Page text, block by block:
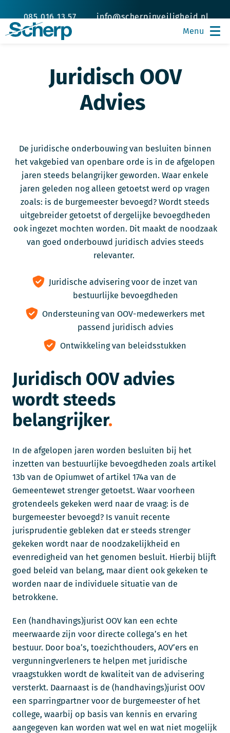
085 016 13 57 info@scherpinveiligheid.nl
Juridisch OOV
Advies
De juridische onderbouwing van besluiten binnen
het vakgebied van openbare orde is in de afgelopen
jaren steeds belangrijker geworden. Waar enkele
jaren geleden nog alleen getoetst werd op vragen
zoals: is de burgemeester bevoegd? Wordt steeds
uitgebreider getoetst of dergelijke bevoegdheden
ook ingezet mochten worden. Dit maakt de noodzaak
van goed onderbouwd juridisch advies steeds
relevanter.
Juridische advisering voor de inzet van
bestuurlijke bevoegdheden
Ondersteuning van OOV-medewerkers met
passend juridisch advies
Ontwikkeling van beleidsstukken
Juridisch OOV advies
wordt steeds
belangrijker
In de afgelopen jaren worden besluiten bij het
inzetten van bestuurlijke bevoegdheden zoals artikel
13b van de Opiumwet of artikel 174a van de
Gemeentewet strenger getoetst. Waar voorheen
grotendeels gekeken werd naar de vraag: is de
burgemeester bevoegd? Is vanuit recente
jurisprudentie gebleken dat er steeds strenger
gekeken wordt naar de noodzakelijkheid en
evenredigheid van het genomen besluit. Hierbij blijft
goed beleid van belang, maar dient ook gekeken te
worden naar de individuele situatie van de
betrokkene.
Een (handhavings)jurist OOV kan een echte
meerwaarde zijn voor directe collega’s en het
bestuur. Door boa’s, toezichthouders, AOV’ers en
vergunningverleners te helpen met juridische
vraagstukken wordt de kwaliteit van de advisering
versterkt. Daarnaast is de (handhavings)jurist OOV
een sparringpartner voor de burgemeester of het
college, waarbij op basis van kennis en ervaring
aangegeven kan worden wat wel en wat niet mogelijk